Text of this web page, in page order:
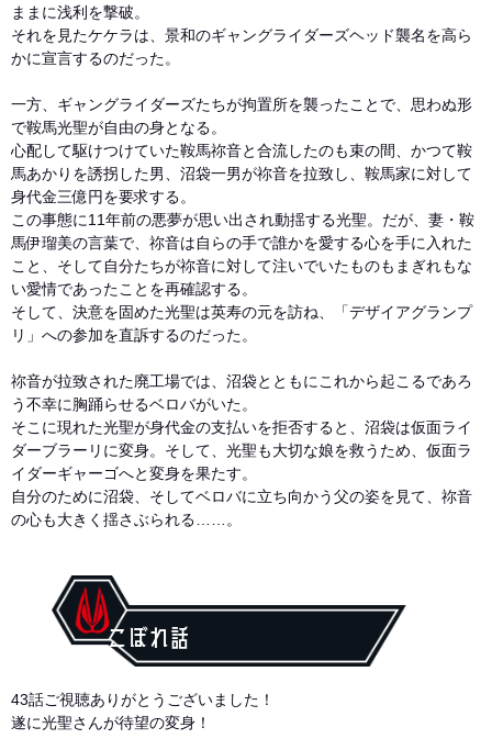
ままに浅利を撃破。
それを見たケケラは、景和のギャングライダーズヘッド襲名を高ら
かに宣言するのだった。
一方、ギャングライダーズたちが拘置所を襲ったことで、思わぬ形
で鞍馬光聖が自由の身となる。
心配して駆けつけていた鞍馬祢音と合流したのも束の間、かつて鞍
馬あかりを誘拐した男、沼袋一男が祢音を拉致し、鞍馬家に対して
身代金三億円を要求する。
この事態に11年前の悪夢が思い出され動揺する光聖。だが、妻・鞍
馬伊瑠美の言葉で、祢音は自らの手で誰かを愛する心を手に入れた
こと、そして自分たちが祢音に対して注いでいたものもまぎれもな
い愛情であったことを再確認する。
そして、決意を固めた光聖は英寿の元を訪ね、「デザイアグランプ
リ」への参加を直訴するのだった。
祢音が拉致された廃工場では、沼袋とともにこれから起こるであろ
う不幸に胸踊らせるベロバがいた。
そこに現れた光聖が身代金の支払いを拒否すると、沼袋は仮面ライ
ダーブラーリに変身。そして、光聖も大切な娘を救うため、仮面ラ
イダーギャーゴへと変身を果たす。
自分のために沼袋、そしてベロバに立ち向かう父の姿を見て、祢音
の心も大きく揺さぶられる……。
こぼれ話
43話ご視聴ありがとうございました！
遂に光聖さんが待望の変身！